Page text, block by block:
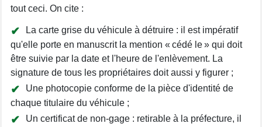
tout ceci. On cite :
La carte grise du véhicule à détruire : il est impératif
qu'elle porte en manuscrit la mention « cédé le » qui doit
être suivie par la date et l'heure de l'enlèvement. La
signature de tous les propriétaires doit aussi y figurer ;
Une photocopie conforme de la pièce d'identité de
chaque titulaire du véhicule ;
Un certificat de non-gage : retirable à la préfecture, il